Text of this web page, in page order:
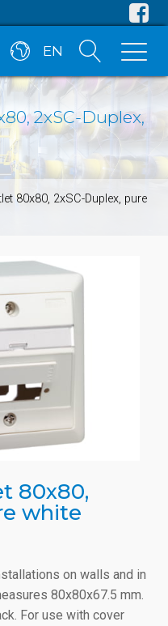
EN
2xSC-Duplex,
80x80, 2xSC-Duplex, pure
80x80,
white
on walls and in
80x80x67.5 mm.
For use with cover